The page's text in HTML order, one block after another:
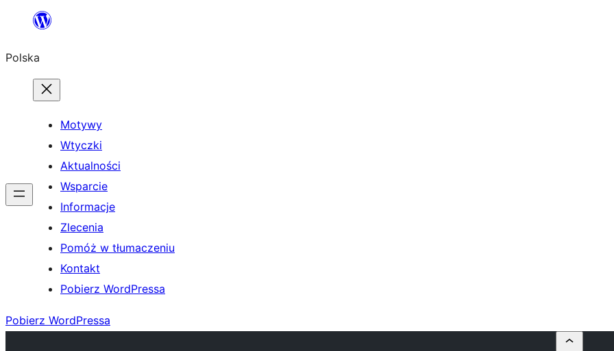
Przejdź
treści
Polska
Motywy
Wtyczki
Aktualności
Wsparcie
Informacje
Zlecenia
Pomóż w tłumaczeniu
Kontakt
Pobierz WordPressa
Pobierz WordPressa